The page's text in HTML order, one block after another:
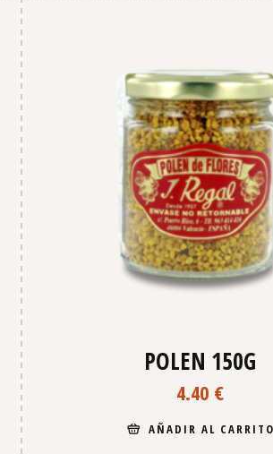
POLEN 150G
4.40 €
AÑADIR AL CARRITO